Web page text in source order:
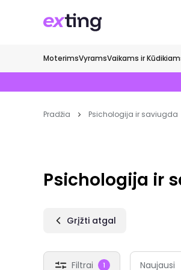
MoterimsVyramsVaikams ir
Pradžia Psichologija ir saviugda
Psichologija ir
Grįžti atgal
Filtrai 1